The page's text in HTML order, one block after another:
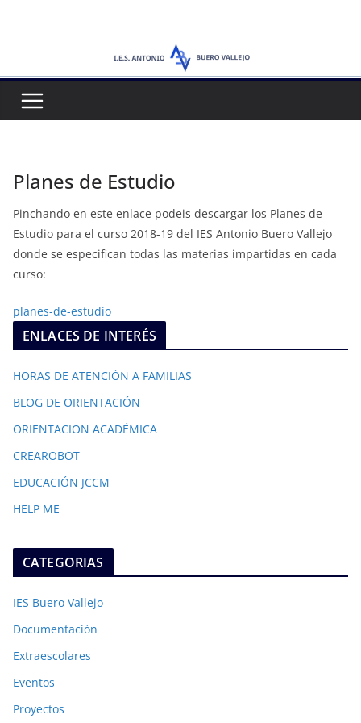
Planes de Estudio
Pinchando en este enlace podeis descargar los Planes de
Estudio para el curso 2018-19 del IES Antonio Buero Vallejo
donde se especifican todas las materias impartidas en cada
curso:
planes-de-estudio
ENLACES DE INTERÉS
HORAS DE ATENCIÓN A FAMILIAS
BLOG DE ORIENTACIÓN
ORIENTACION ACADÉMICA
CREAROBOT
EDUCACIÓN JCCM
HELP ME
CATEGORIAS
IES Buero Vallejo
Documentación
Extraescolares
Eventos
Proyectos